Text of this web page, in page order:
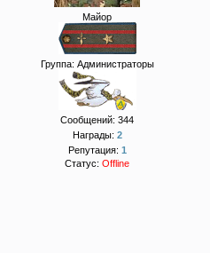
Майор
Группа: Администраторы
Сообщений: 344
Награды: 2
Репутация: 1
Статус: Offline